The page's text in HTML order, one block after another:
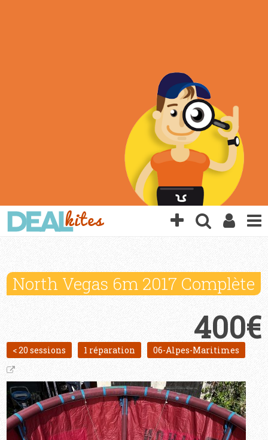
North Vegas 6m 2017 Complète
400€
< 20 sessions 1 réparation 06-Alpes-Maritimes